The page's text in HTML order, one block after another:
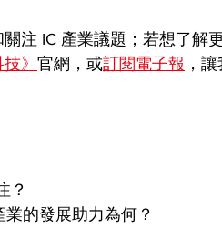
注 IC 產業議題；若想了解
》 官網，或訂閱電子報 ，
？
的發展助力為何？